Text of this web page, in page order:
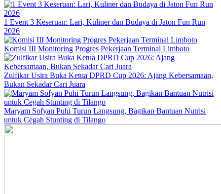
1 Event 3 Keseruan: Lari, Kuliner dan Budaya di Jaton Fun Run
2026
Komisi III Monitoring Progres Pekerjaan Terminal Limboto
Zulfikar Usira Buka Ketua DPRD Cup 2026: Ajang Kebersamaan,
Bukan Sekadar Cari Juara
Maryam Sofyan Puhi Turun Langsung, Bagikan Bantuan Nutrisi
untuk Cegah Stunting di Tilango